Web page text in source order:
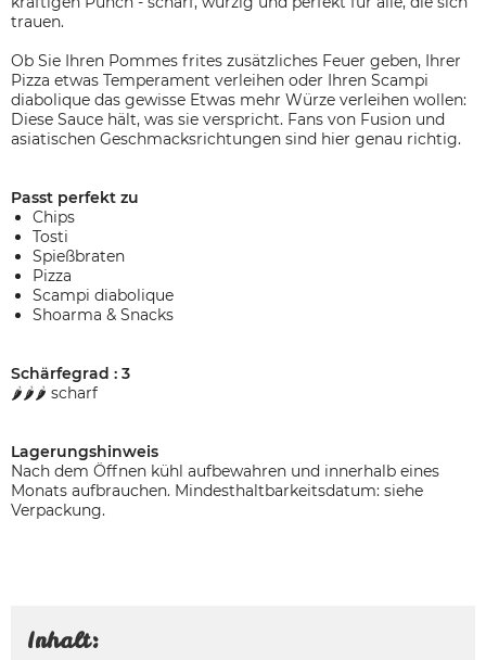
trauen.
Ob Sie Ihren Pommes frites zusätzliches Feuer geben, Ihrer
Pizza etwas Temperament verleihen oder Ihren Scampi
diabolique das gewisse Etwas mehr Würze verleihen wollen:
Diese Sauce hält, was sie verspricht. Fans von Fusion und
asiatischen Geschmacksrichtungen sind hier genau richtig.
Passt perfekt zu
Chips
Tosti
Spießbraten
Pizza
Scampi diabolique
Shoarma & Snacks
Schärfegrad : 3
🌶️🌶️🌶️ scharf
Lagerungshinweis
Nach dem Öffnen kühl aufbewahren und innerhalb eines
Monats aufbrauchen. Mindesthaltbarkeitsdatum: siehe
Verpackung.
Inhalt: